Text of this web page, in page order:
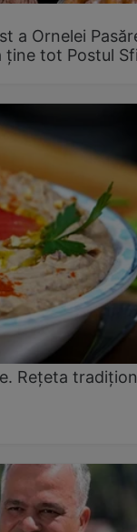
a Ornelei
ține tot Postul
Rețeta